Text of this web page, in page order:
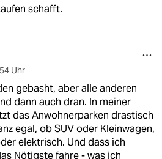
schafft.
Uhr
gebasht, aber alle anderen
dann auch dran. In meiner
das Anwohnerparken drastisch
egal, ob SUV oder Kleinwagen,
elektrisch. Und dass ich
Nötigste fahre - was ich